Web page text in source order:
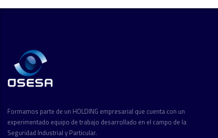
Formamos parte de un HOLDING empresarial que cuenta con un
experimentado equipo de trabajo desarrollado en el campo de la
Seguridad Industrial y Particular.